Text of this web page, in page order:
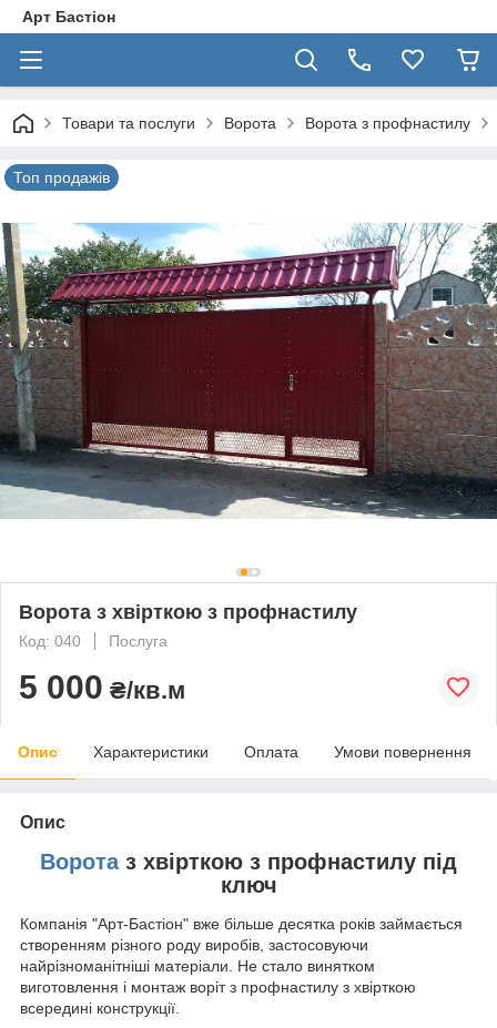
Арт Бастіон
Товари та послуги Ворота Ворота з профнастилу
Топ продажів
Ворота з хвірткою з профнастилу
Код: 040 Послуга
5 000 ₴/кв.м
Опис Характеристики Оплата Умови повернення
Опис
Воротаз хвірткою з профнастилу під
ключ
Компанія "Арт-Бастіон" вже більше десятка років займається
створенням різного роду виробів, застосовуючи
найрізноманітніші матеріали. Не стало винятком
виготовлення і монтаж воріт з профнастилу з хвірткою
всередині конструкції.